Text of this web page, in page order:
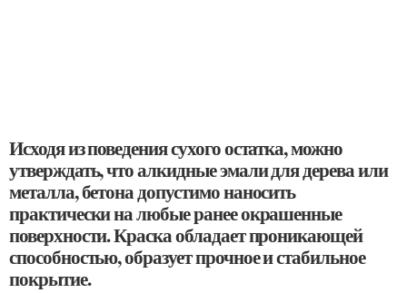
Исходя из поведения сухого остатка, можно
утверждать, что алкидные эмали для дерева или
металла, бетона допустимо наносить
практически на любые ранее окрашенные
поверхности. Краска обладает проникающей
способностью, образует прочное и стабильное
покрытие.